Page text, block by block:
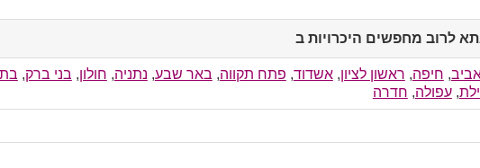
לרוב מחפשים היכרויות ב
to
collapse
, חיפה, ראשון לציון,אשדוד, פתח תקווה, באר שבע, נתניה, חולון, בני ברק,
,עפולה, חדרה